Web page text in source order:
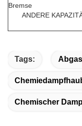
Bremse
ANDERE
Tags:
Chemischer